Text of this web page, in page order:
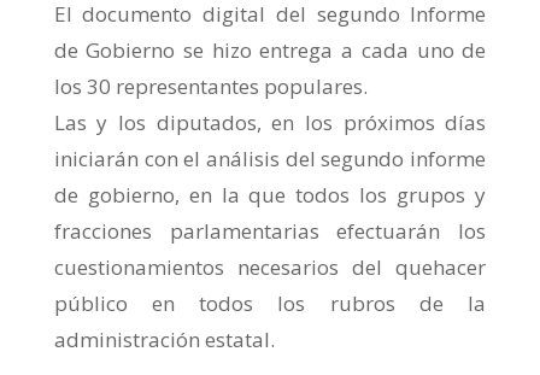
El documento digital del segundo Informe
de Gobierno se hizo entrega a cada uno de
los 30 representantes populares.
Las y los diputados, en los próximos días
iniciarán con el análisis del segundo informe
de gobierno, en la que todos los grupos y
fracciones parlamentarias efectuarán los
cuestionamientos necesarios del quehacer
público en todos los rubros de la
administración estatal.